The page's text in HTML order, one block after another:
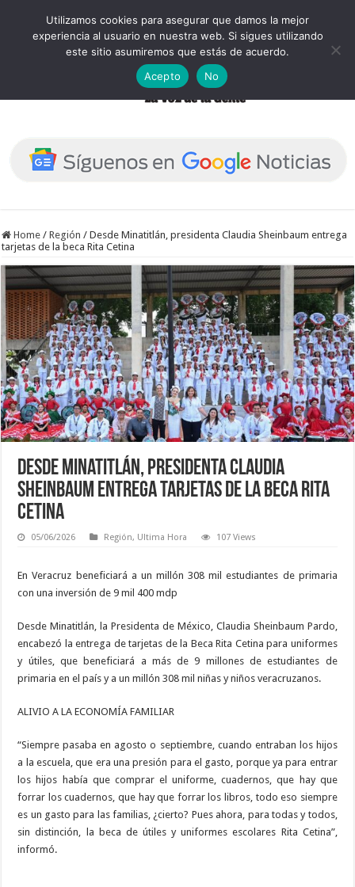
Home / Región / Desde Minatitlán, presidenta Claudia Sheinbaum entrega
tarjetas de la beca Rita Cetina
Desde Minatitlán, presidenta Claudia
Sheinbaum entrega tarjetas de la beca Rita
Cetina
05/06/2026 Región, Ultima Hora 107 Views
En Veracruz beneficiará a un millón 308 mil estudiantes de primaria
con una inversión de 9 mil 400 mdp
Desde Minatitlán, la Presidenta de México, Claudia Sheinbaum Pardo,
encabezó la entrega de tarjetas de la Beca Rita Cetina para uniformes
y útiles, que beneficiará a más de 9 millones de estudiantes de
primaria en el país y a un millón 308 mil niñas y niños veracruzanos.
ALIVIO A LA ECONOMÍA FAMILIAR
“Siempre pasaba en agosto o septiembre, cuando entraban los hijos
a la escuela, que era una presión para el gasto, porque ya para entrar
los hijos había que comprar el uniforme, cuadernos, que hay que
forrar los cuadernos, que hay que forrar los libros, todo eso siempre
es un gasto para las familias, ¿cierto? Pues ahora, para todas y todos,
sin distinción, la beca de útiles y uniformes escolares Rita Cetina”,
informó.
Utilizamos cookies para asegurar que damos la mejor
experiencia al usuario en nuestra web. Si sigues utilizando
este sitio asumiremos que estás de acuerdo.
Acepto
No